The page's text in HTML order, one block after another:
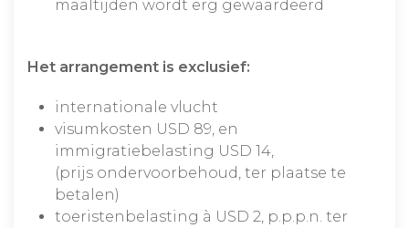
maaltijden wordt erg gewaardeerd
Het arrangement is exclusief:
internationale vlucht
visumkosten USD 89, en
immigratiebelasting USD 14,
(prijs ondervoorbehoud, ter plaatse te
betalen)
toeristenbelasting à USD 2, p.p.p.n. ter